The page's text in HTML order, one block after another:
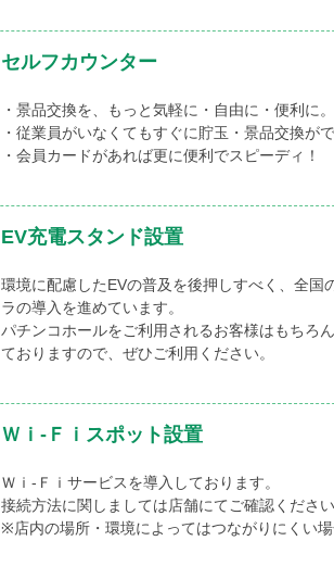
セルフカウンター
・景品交換を、もっと気軽に・自由に・便利に。
・従業員がいなくてもすぐに貯玉・景品交換がで
・会員カードがあれば更に便利でスピーディ！
EV充電スタンド設置
環境に配慮したEVの普及を後押しすべく、全国
ラの導入を進めています。
パチンコホールをご利用されるお客様はもちろ
ておりますので、ぜひご利用ください。
Ｗｉ-Ｆｉスポット設置
Ｗｉ-Ｆｉサービスを導入しております。
接続方法に関しましては店舗にてご確認ください
※店内の場所・環境によってはつながりにくい場